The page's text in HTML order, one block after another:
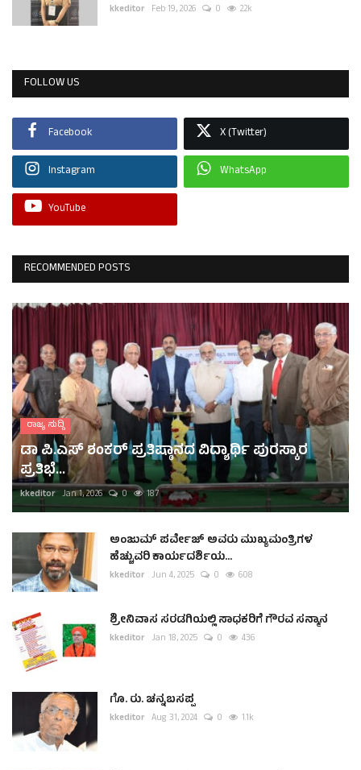
kkeditor Feb 19, 2026 0 2.2k
FOLLOW US
Facebook X (Twitter)
Instagram WhatsApp
YouTube
RECOMMENDED POSTS
ರಾಜ್ಯ ಸುದ್ದಿ
ಡಾ ಪಿ.ಎಸ್ ಶಂಕರ್ ಪ್ರತಿಷ್ಠಾನದ ವಿದ್ಯಾರ್ಥಿ ಪುರಸ್ಕಾರ
ಪ್ರತಿಭೆ...
kkeditor Jan 1, 2026 0 187
ಅಂಜುಮ್ ಪರ್ವೇಜ್ ಅವರು ಮುಖ್ಯಮಂತ್ರಿಗಳ
ಹೆಚ್ಚುವರಿ ಕಾರ್ಯದರ್ಶಿಯ...
kkeditor Jun 4, 2025 0 608
ಶ್ರೀನಿವಾಸ ಸರಡಗಿಯಲ್ಲಿ ಸಾಧಕರಿಗೆ ಗೌರವ ಸನ್ಮಾನ
kkeditor Jan 18, 2025 0 436
ಗೊ. ರು. ಚನ್ನಬಸಪ್ಪ
kkeditor Aug 31, 2024 0 1.1k